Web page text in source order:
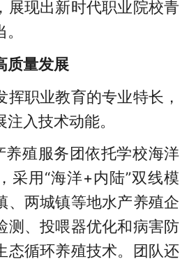
展现出新时代职业院校青
质量发展
挥职业教育的专业特长，
入技术动能。
养殖服务团依托学校海洋
采用“海洋+内陆”双线模
、两城镇等地水产养殖企
测、投喂器优化和病害防
态循环养殖技术。团队还